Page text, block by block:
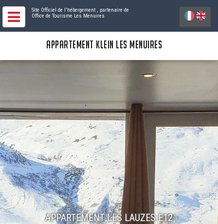
Site Officiel de l'hébergement , partenaire de
Office de Tourisme Les Menuires
APPARTEMENT KLEIN LES MENUIRES
APPARTEMENT LES LAUZES E12